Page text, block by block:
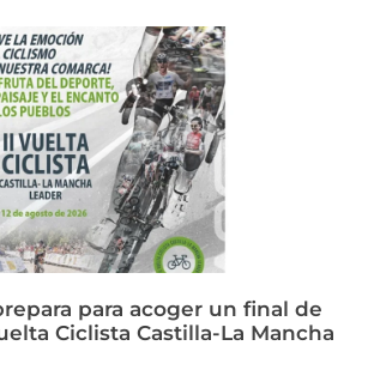
para acoger un final de
Ciclista Castilla-La Mancha